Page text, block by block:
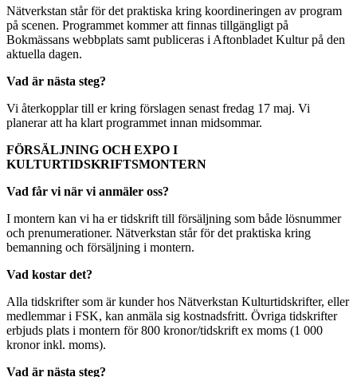
Nätverkstan står för det praktiska kring koordineringen av program
på scenen. Programmet kommer att finnas tillgängligt på
Bokmässans webbplats samt publiceras i Aftonbladet Kultur på den
aktuella dagen.
Vad är nästa steg?
Vi återkopplar till er kring förslagen senast fredag 17 maj. Vi
planerar att ha klart programmet innan midsommar.
FÖRSÄLJNING OCH EXPO I
KULTURTIDSKRIFTSMONTERN
Vad får vi när vi anmäler oss?
I montern kan vi ha er tidskrift till försäljning som både lösnummer
och prenumerationer. Nätverkstan står för det praktiska kring
bemanning och försäljning i montern.
Vad kostar det?
Alla tidskrifter som är kunder hos Nätverkstan Kulturtidskrifter, eller
medlemmar i FSK, kan anmäla sig kostnadsfritt. Övriga tidskrifter
erbjuds plats i montern för 800 kronor/tidskrift ex moms (1 000
kronor inkl. moms).
Vad är nästa steg?